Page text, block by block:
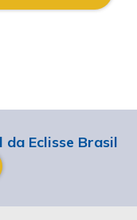
Eclisse Brasil